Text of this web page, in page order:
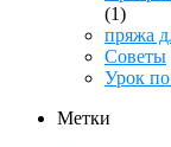
(1)
пряжа
Советы
Урок
Метки